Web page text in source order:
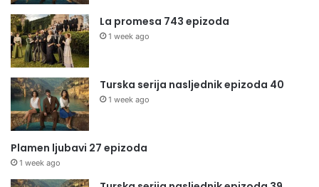
La promesa 743 epizoda
1 week ago
Turska serija nasljednik epizoda 40
1 week ago
Plamen ljubavi 27 epizoda
1 week ago